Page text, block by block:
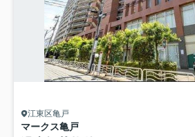
江東区亀戸
マークス亀戸